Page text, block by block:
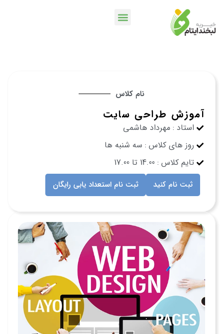
نام کلاس
آموزش طراحی سایت
استاد : مهرداد هاشمی
روز های کلاس : سه شنبه ها
تایم کلاس : 14.00 تا 17.00
ثبت نام کنید ثبت نام استعداد یابی رایگان